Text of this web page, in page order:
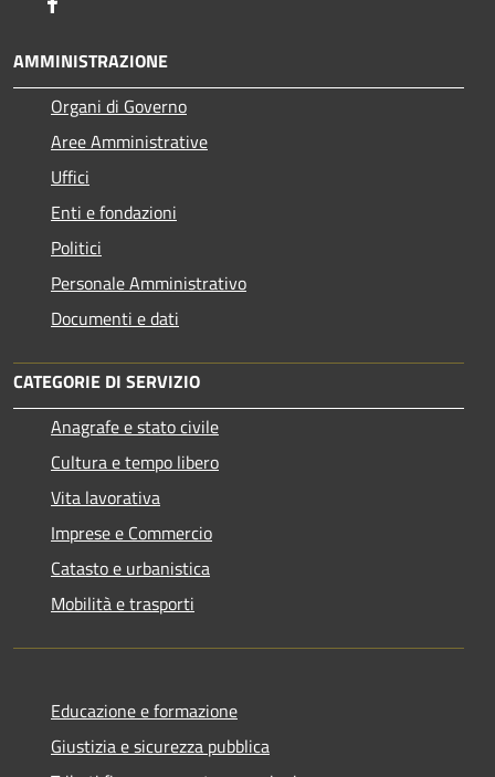
AMMINISTRAZIONE
Organi di Governo
Aree Amministrative
Uffici
Enti e fondazioni
Politici
Personale Amministrativo
Documenti e dati
CATEGORIE DI SERVIZIO
Anagrafe e stato civile
Cultura e tempo libero
Vita lavorativa
Imprese e Commercio
Catasto e urbanistica
Mobilità e trasporti
Educazione e formazione
Giustizia e sicurezza pubblica